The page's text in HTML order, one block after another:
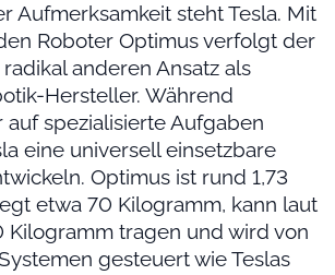
Aufmerksamkeit steht Tesla. Mit
Roboter Optimus verfolgt der
anderen Ansatz als
Hersteller. Während
spezialisierte Aufgaben
eine universell einsetzbare
Optimus ist rund 1,73
etwa 70 Kilogramm, kann laut
Kilogramm tragen und wird von
gesteuert wie Teslas